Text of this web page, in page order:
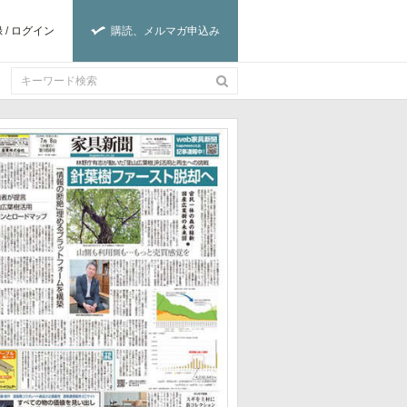
購読、メルマガ申込み
/ ログイン